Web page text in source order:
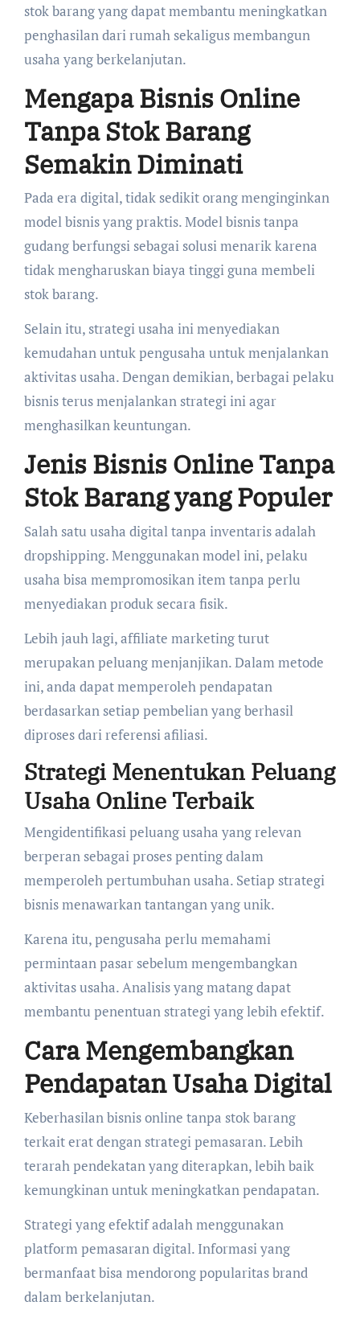
stok barang yang dapat membantu meningkatkan
penghasilan dari rumah sekaligus membangun
usaha yang berkelanjutan.
Mengapa Bisnis Online
Tanpa Stok Barang
Semakin Diminati
Pada era digital, tidak sedikit orang menginginkan
model bisnis yang praktis. Model bisnis tanpa
gudang berfungsi sebagai solusi menarik karena
tidak mengharuskan biaya tinggi guna membeli
stok barang.
Selain itu, strategi usaha ini menyediakan
kemudahan untuk pengusaha untuk menjalankan
aktivitas usaha. Dengan demikian, berbagai pelaku
bisnis terus menjalankan strategi ini agar
menghasilkan keuntungan.
Jenis Bisnis Online Tanpa
Stok Barang yang Populer
Salah satu usaha digital tanpa inventaris adalah
dropshipping. Menggunakan model ini, pelaku
usaha bisa mempromosikan item tanpa perlu
menyediakan produk secara fisik.
Lebih jauh lagi, affiliate marketing turut
merupakan peluang menjanjikan. Dalam metode
ini, anda dapat memperoleh pendapatan
berdasarkan setiap pembelian yang berhasil
diproses dari referensi afiliasi.
Strategi Menentukan Peluang
Usaha Online Terbaik
Mengidentifikasi peluang usaha yang relevan
berperan sebagai proses penting dalam
memperoleh pertumbuhan usaha. Setiap strategi
bisnis menawarkan tantangan yang unik.
Karena itu, pengusaha perlu memahami
permintaan pasar sebelum mengembangkan
aktivitas usaha. Analisis yang matang dapat
membantu penentuan strategi yang lebih efektif.
Cara Mengembangkan
Pendapatan Usaha Digital
Keberhasilan bisnis online tanpa stok barang
terkait erat dengan strategi pemasaran. Lebih
terarah pendekatan yang diterapkan, lebih baik
kemungkinan untuk meningkatkan pendapatan.
Strategi yang efektif adalah menggunakan
platform pemasaran digital. Informasi yang
bermanfaat bisa mendorong popularitas brand
dalam berkelanjutan.